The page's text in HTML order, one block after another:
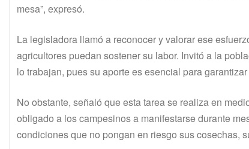
mesa”, expresó.
La legisladora llamó a reconocer y valorar ese
agricultores puedan sostener su labor. Invitó a la
lo trabajan, pues su aporte es esencial para
No obstante, señaló que esta tarea se realiza en
obligado a los campesinos a manifestarse durante
condiciones que no pongan en riesgo sus cosechas,